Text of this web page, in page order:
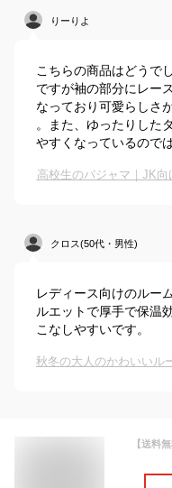
りーりよ
こちらの商品はどうで
ですが袖の部分にレー
なっており可愛らしさ
。また、ゆったりした
やすくなっているので
高校生のパジャマ｜JK
クロス(50代・男性)
レディース向けのルー
ルエットで厚手で保温
こなしやすいです。